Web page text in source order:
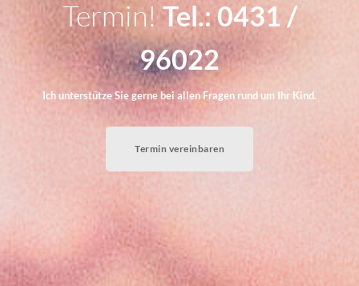
Termin!Tel.: 0431 /
96022
Ich unterstütze Sie gerne bei allen Fragen rund um Ihr Kind.
Termin vereinbaren